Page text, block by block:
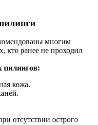
многим
кто ранее не проходил
пилингов:
кожа.
отсутствии острого